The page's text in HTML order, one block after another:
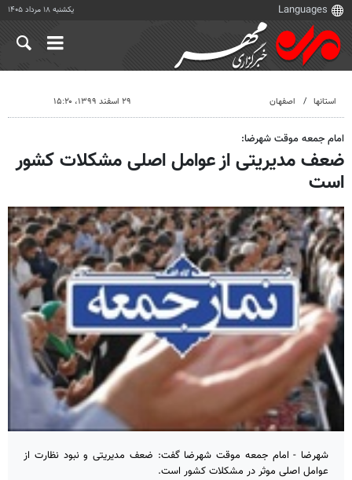
یکشنبه ۱۸ مرداد ۱۴۰۵
استانها اصفهان ۲۹ اسفند ۱۳۹۹، ۱۵:۲۰
امام جمعه موقت شهرضا:
ضعف مدیریتی از عوامل اصلی مشکلات کشور
است
شهرضا - امام جمعه موقت شهرضا گفت: ضعف مدیریتی و نبود نظارت از
عوامل اصلی موثر در مشکلات کشور است.